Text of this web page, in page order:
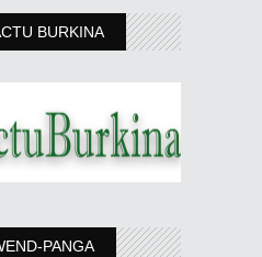
BURKINA
PANGA